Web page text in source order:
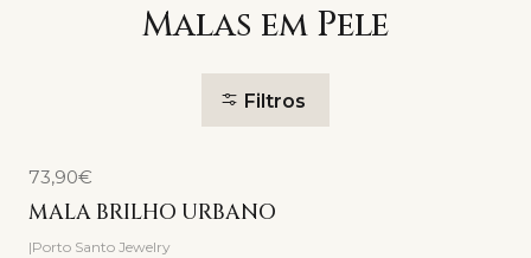
Malas em Pele
Filtros
73,90€
MALA BRILHO URBANO
|Porto Santo Jewelry